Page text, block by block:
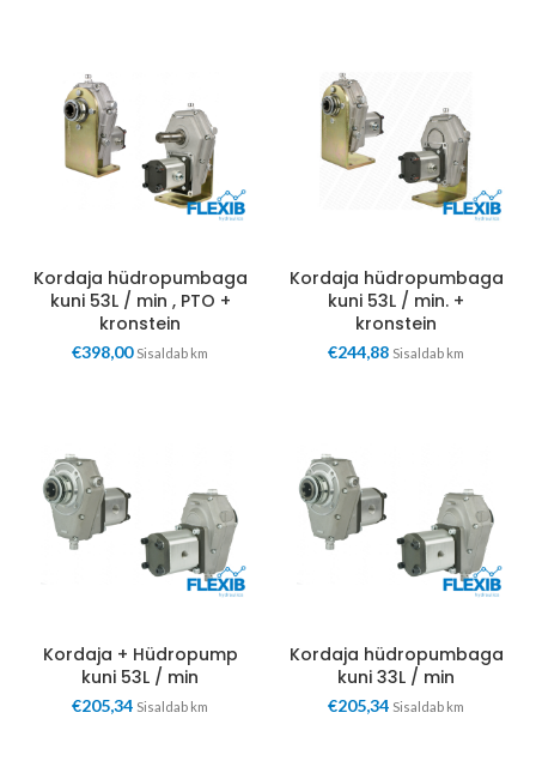
Kordaja hüdropumbaga
kuni 53L / min , PTO +
kronstein
€398,00 Sisaldab km
Kordaja hüdropumbaga
kuni 53L / min. +
kronstein
€244,88 Sisaldab km
Kordaja + Hüdropump
kuni 53L / min
€205,34 Sisaldab km
Kordaja hüdropumbaga
kuni 33L / min
€205,34 Sisaldab km